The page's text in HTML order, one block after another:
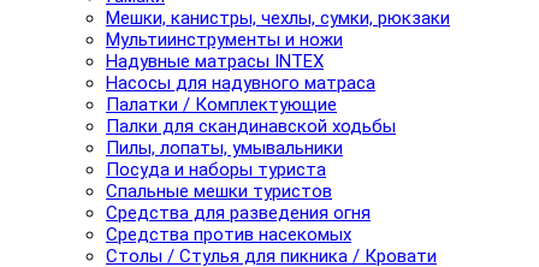
Мешки, канистры, чехлы, сумки, рюкзаки
Мультиинструменты и ножи
Надувные матрасы INTEX
Насосы для надувного матраса
Палатки / Комплектующие
Палки для скандинавской ходьбы
Пилы, лопаты, умывальники
Посуда и наборы туриста
Спальные мешки туристов
Средства для разведения огня
Средства против насекомых
Столы / Стулья для пикника / Кровати